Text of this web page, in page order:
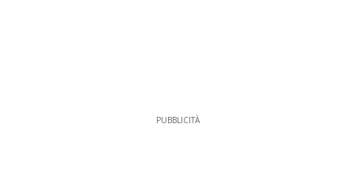
PUBBLICITÀ